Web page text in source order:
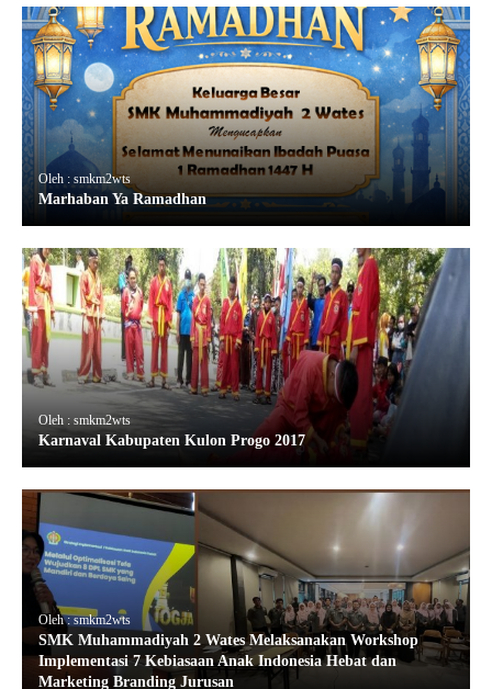
Oleh : smkm2wts
Marhaban Ya Ramadhan
Oleh : smkm2wts
Karnaval Kabupaten Kulon Progo 2017
Oleh : smkm2wts
SMK Muhammadiyah 2 Wates Melaksanakan Workshop
Implementasi 7 Kebiasaan Anak Indonesia Hebat dan
Marketing Branding Jurusan